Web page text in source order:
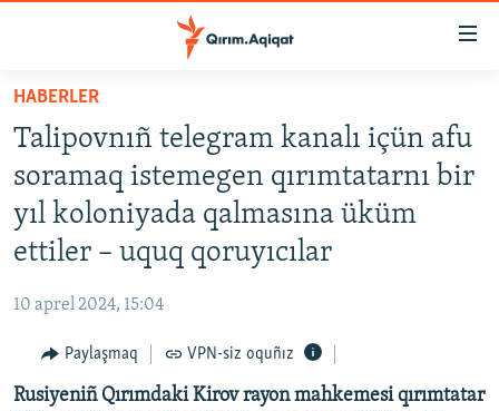
Esas
qaytmaq
Baş
navigatsiyağa
qaytmaq
Qıdıruvğa
HABERLER
SİYASET
İQTİSADİYAT
CEMİYET
İNSAN AQLARI
VİDEO
SÜRET
HABERLER
Talipovnıñ telegram kanalı içün afu
soramaq istemegen qırımtatarnı bir
yıl koloniyada qalmasına üküm
ettiler – uquq qoruyıcılar
10 aprel 2024, 15:04
Paylaşmaq VPN-siz oquñız
Rusiyeniñ Qırımdaki Kirov rayon mahkemesi qırımtatar